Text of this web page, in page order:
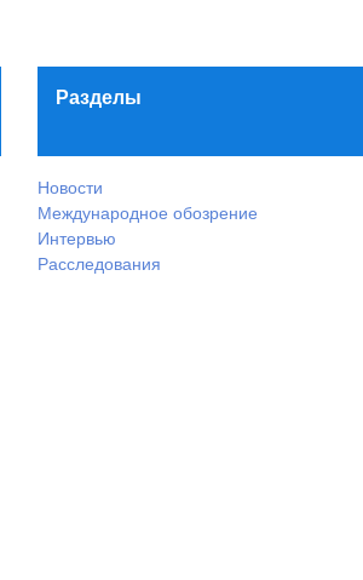
Разделы
Новости
Международное обозрение
Интервью
Расследования